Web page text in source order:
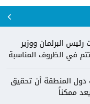
رئيس البرلمان ووزير
في الظروف المناسبة
دول المنطقة أن تحقيق
ممكناً